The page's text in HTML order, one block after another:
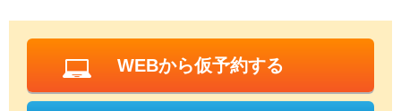
WEBから仮予約する